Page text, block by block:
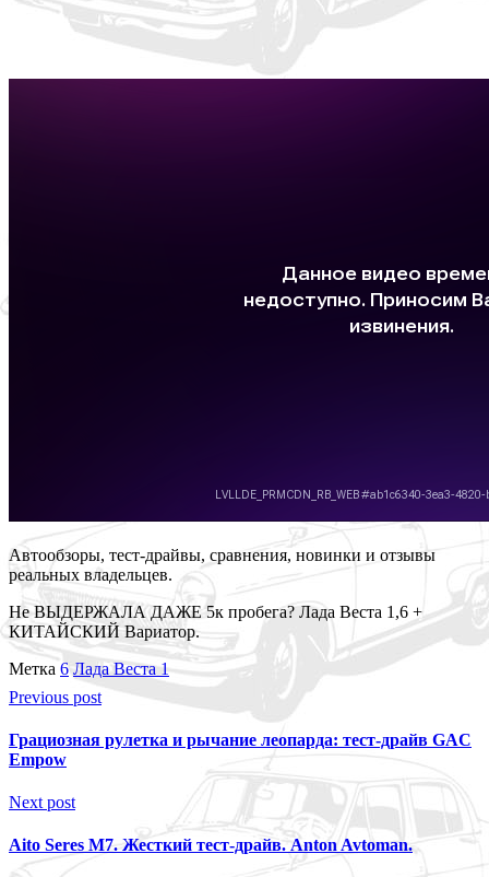
Автообзоры, тест-драйвы, сравнения, новинки и отзывы
реальных владельцев.
Не ВЫДЕРЖАЛА ДАЖЕ 5к пробега? Лада Веста 1,6 +
КИТАЙСКИЙ Вариатор.
Метка 6 Лада Веста 1
Previous post
Грациозная рулетка и рычание леопарда: тест-драйв GAC
Empow
Next post
Aito Seres M7. Жесткий тест-драйв. Anton Avtoman.